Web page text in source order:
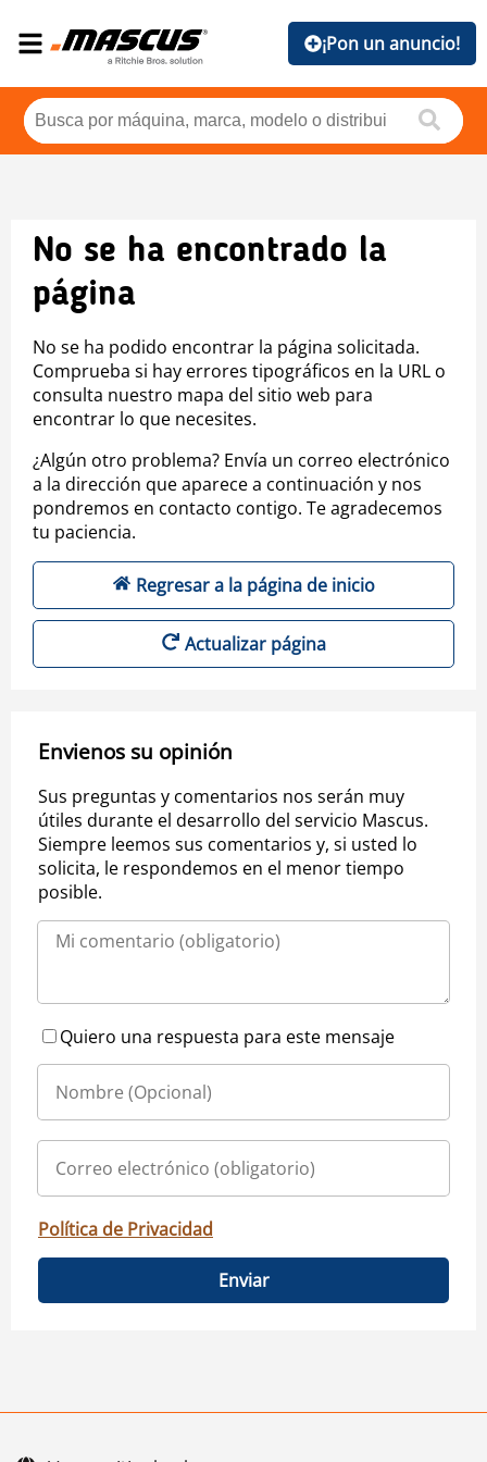
¡Pon un anuncio!
No se ha encontrado la
página
No se ha podido encontrar la página solicitada.
Comprueba si hay errores tipográficos en la URL o
consulta nuestro mapa del sitio web para
encontrar lo que necesites.
¿Algún otro problema? Envía un correo electrónico
a la dirección que aparece a continuación y nos
pondremos en contacto contigo. Te agradecemos
tu paciencia.
Regresar a la página de inicio
Actualizar página
Envienos su opinión
Sus preguntas y comentarios nos serán muy
útiles durante el desarrollo del servicio Mascus.
Siempre leemos sus comentarios y, si usted lo
solicita, le respondemos en el menor tiempo
posible.
Quiero una respuesta para este mensaje
Política de Privacidad
Enviar